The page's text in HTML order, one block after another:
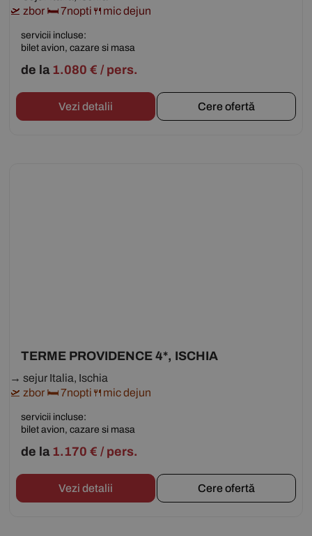
🛫 zbor 🛏 7nopti🍴mic dejun
servicii incluse:
bilet avion, cazare si masa
de la 1.080 € / pers.
Vezi detalii Cere ofertă
TERME PROVIDENCE 4*, ISCHIA
→ sejur Italia, Ischia
🛫 zbor 🛏 7nopti🍴mic dejun
servicii incluse:
bilet avion, cazare si masa
de la 1.170 € / pers.
Vezi detalii Cere ofertă